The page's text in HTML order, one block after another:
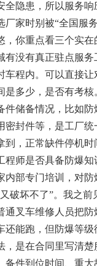
全隐患，所以服务响
厂家时别被“全国服
，你重点看三个实在
有没有真正驻点服务
车程内。可以直接
是多少，是否有考
件储备情况，比如防
密封件等，是工厂统
到，正常缺件停机
程师是否具备防爆
内部专门培训，对
破坏不了”。我之前
通叉车维修人员把
还能跑，但防爆等
，是在合同里写清
备件到位时间、重大